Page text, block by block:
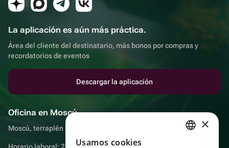
La aplicación es aún más práctica.
Área del cliente del destinatario, más bonos por compras y
recordatorios de eventos
Descargar la aplicación
Oficina en Moscú
Moscú, terraplén Sadovnicheskaya, 9, sala 2/3
Horario laboral: 24 horas
×
Usamos cookies